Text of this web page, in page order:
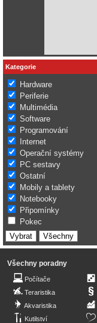
Kategorie
Hardware
Periferie
Multimédia
Software
Programování
Internet
Operační systémy
PC sestavy
Ostatní
Mobily a tablety
Notebooky
Připomínky
Pokec
Všechny poradny
Počítače
Teraristika
Akvaristika
Kutilství